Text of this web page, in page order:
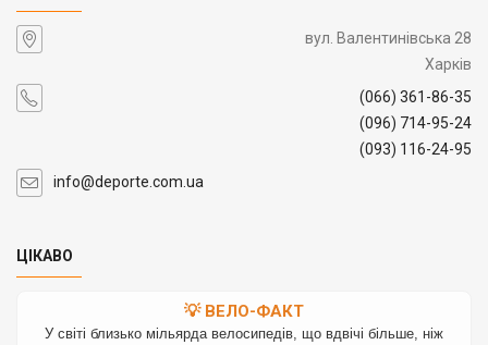
вул. Валентинівська 28
Харків
(066) 361-86-35
(096) 714-95-24
(093) 116-24-95
info@deporte.com.ua
ЦІКАВО
💡 ВЕЛО-ФАКТ
У світі близько мільярда велосипедів, що вдвічі більше, ніж